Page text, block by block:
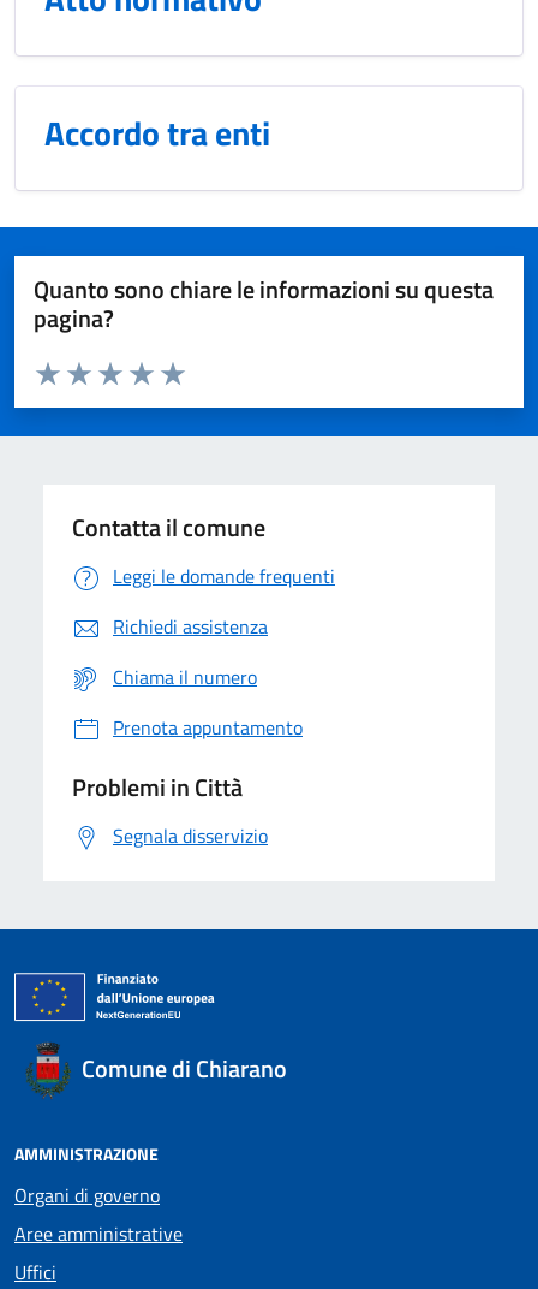
Accordo tra enti
Quanto sono chiare le informazioni su questa
pagina?
Domanda
Valuta da 1 a 5 stelle la pagina
Valuta 5 stelle su 5
Valuta 4 stelle su 5
Valuta 3 stelle su 5
Valuta 2 stelle su 5
Valuta 1 stelle su 5
Contatta il comune
Leggi le domande frequenti
Richiedi assistenza
Chiama il numero
Prenota appuntamento
Problemi in Città
Segnala disservizio
Comune di Chiarano
AMMINISTRAZIONE
Organi di governo
Aree amministrative
Uffici